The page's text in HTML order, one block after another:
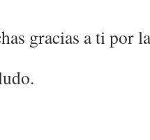
gracias a ti por